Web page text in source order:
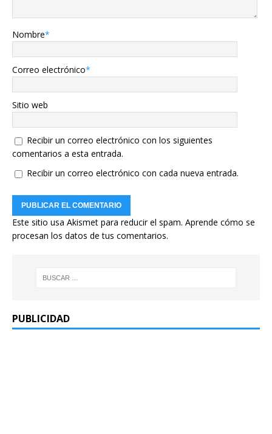
Nombre*
Correo electrónico*
Sitio web
Recibir un correo electrónico con los siguientes
comentarios a esta entrada.
Recibir un correo electrónico con cada nueva entrada.
Este sitio usa Akismet para reducir el spam. Aprende cómo se
procesan los datos de tus comentarios.
PUBLICIDAD